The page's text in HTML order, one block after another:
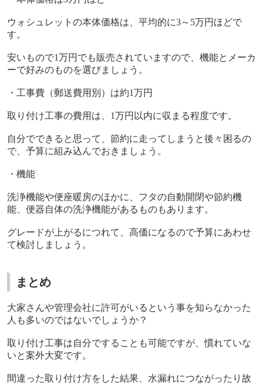
ウォシュレットの本体価格は、平均的に3～ 5万円ほどで
す。
安いもので1万円でも販売されていますので、機能とメーカ
ーで好みのものを選びましょう。
・工事費（郵送費用別）は約1万円
取り付け工事の費用は、 1万円以内に収まる程度です。
自分でできると思って、節約に走ってしまうと後々困るの
で、予算に組み込んでおきましょう。
・機能
洗浄機能や便座暖房のほかに、フタの自動開閉や節約機
能、便器自体の洗浄機能があるものもあります。
グレードが上がるにつれて、高価になるので予算にあわせ
て検討しましょう。
まとめ
大家さんや管理会社に許可がいるという事を知らなかった
人も多いのではないでしょうか？
取り付け工事は自分ですることも可能ですが、慣れていな
いと案外大変です。
間違った取り付け方をした結果、水漏れにつながったり故